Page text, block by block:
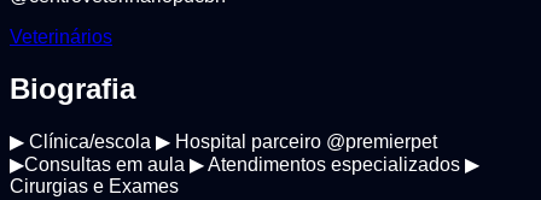
Veterinários
Biografia
▶ Clínica/escola ▶ Hospital parceiro @premierpet
▶Consultas em aula ▶ Atendimentos especializados ▶
Cirurgias e Exames